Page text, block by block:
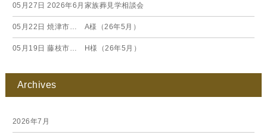
05月27日 2026年6月家族葬見学相談会
05月22日 焼津市… A様（26年5月）
05月19日 藤枝市… H様（26年5月）
Archives
2026年7月